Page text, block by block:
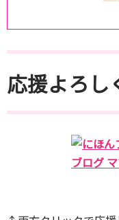
応援よろし